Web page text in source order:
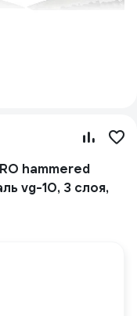
hammered
vg-10, 3 слоя,